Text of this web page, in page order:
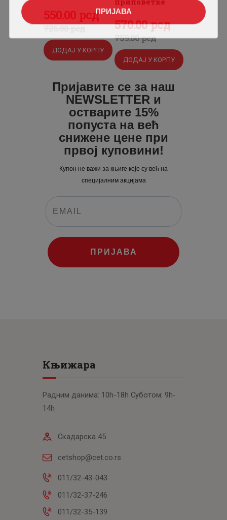
726.00рсд
Оригинална
цена
је
била:
550.00 рсд
Тренутна
цена
је:
550.
рсд.
ДОДАЈ У КОРПУ
759.00рсд
Оригинална
цена
је
била:
759 .
0
0
рсд.
570.00рсд
Тренутна
цена
је:
570.
0
0
рсд.
ДОДАЈ У КОРПУ
Пријавите се за наш
NEWSLETTER и
остварите 15%
попуста на већ
снижене цене при
првој куповини!
Купон не важи за књиге које су већ на
специјалним акцијама
ПРИЈАВА
Књижара
Радним данима: 10h-18h Суботом: 9h-
14h
Скадарска 45
cetshop@cet.co.rs
011/32-43-043
011/32-37-246
011/32-35-139
ПРИЈАВА